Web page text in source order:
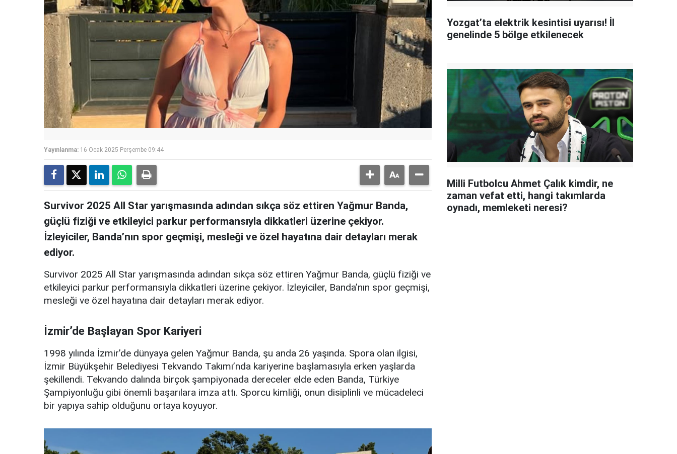
Yayınlanma: 16 Ocak 2025 Perşembe 09:44
Survivor 2025 All Star yarışmasında adından sıkça söz ettiren Yağmur Banda,
güçlü fiziği ve etkileyici parkur performansıyla dikkatleri üzerine çekiyor.
İzleyiciler, Banda’nın spor geçmişi, mesleği ve özel hayatına dair detayları merak
ediyor.
Survivor 2025 All Star yarışmasında adından sıkça söz ettiren Yağmur Banda, güçlü fiziği ve
etkileyici parkur performansıyla dikkatleri üzerine çekiyor. İzleyiciler, Banda’nın spor geçmişi,
mesleği ve özel hayatına dair detayları merak ediyor.
İzmir’de Başlayan Spor Kariyeri
1998 yılında İzmir’de dünyaya gelen Yağmur Banda, şu anda 26 yaşında. Spora olan ilgisi,
İzmir Büyükşehir Belediyesi Tekvando Takımı’nda kariyerine başlamasıyla erken yaşlarda
şekillendi. Tekvando dalında birçok şampiyonada dereceler elde eden Banda, Türkiye
Şampiyonluğu gibi önemli başarılara imza attı. Sporcu kimliği, onun disiplinli ve mücadeleci
bir yapıya sahip olduğunu ortaya koyuyor.
Yozgat’ta elektrik kesintisi uyarısı! İl
genelinde 5 bölge etkilenecek
Milli Futbolcu Ahmet Çalık kimdir, ne
zaman vefat etti, hangi takımlarda
oynadı, memleketi neresi?